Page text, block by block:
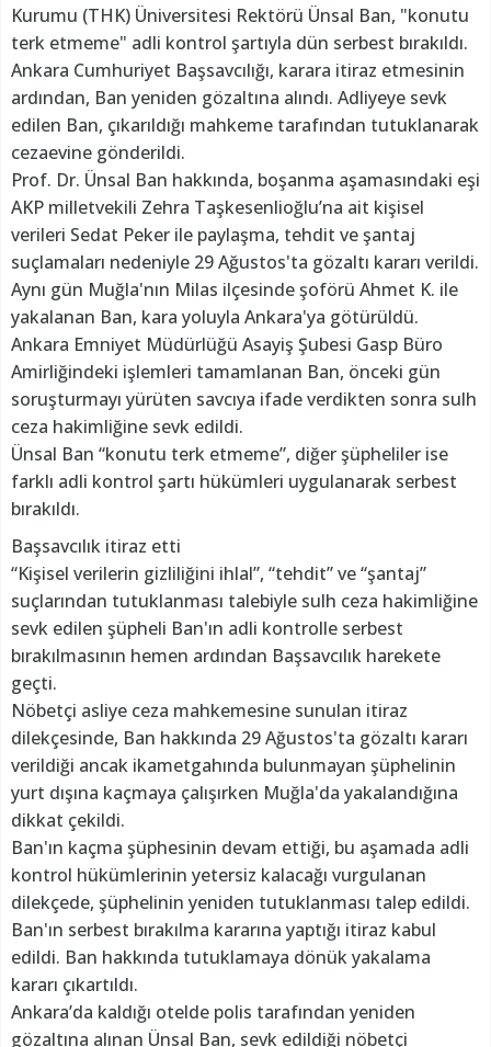
Kurumu (THK) Üniversitesi Rektörü Ünsal Ban, "konutu
terk etmeme" adli kontrol şartıyla dün serbest bırakıldı.
Ankara Cumhuriyet Başsavcılığı, karara itiraz etmesinin
ardından, Ban yeniden gözaltına alındı. Adliyeye sevk
edilen Ban, çıkarıldığı mahkeme tarafından tutuklanarak
cezaevine gönderildi.
Prof. Dr. Ünsal Ban hakkında, boşanma aşamasındaki eşi
AKP milletvekili Zehra Taşkesenlioğlu’na ait kişisel
verileri Sedat Peker ile paylaşma, tehdit ve şantaj
suçlamaları nedeniyle 29 Ağustos'ta gözaltı kararı verildi.
Aynı gün Muğla'nın Milas ilçesinde şoförü Ahmet K. ile
yakalanan Ban, kara yoluyla Ankara'ya götürüldü.
Ankara Emniyet Müdürlüğü Asayiş Şubesi Gasp Büro
Amirliğindeki işlemleri tamamlanan Ban, önceki gün
soruşturmayı yürüten savcıya ifade verdikten sonra sulh
ceza hakimliğine sevk edildi.
Ünsal Ban “konutu terk etmeme”, diğer şüpheliler ise
farklı adli kontrol şartı hükümleri uygulanarak serbest
bırakıldı.
Başsavcılık itiraz etti
“Kişisel verilerin gizliliğini ihlal”, “tehdit” ve “şantaj”
suçlarından tutuklanması talebiyle sulh ceza hakimliğine
sevk edilen şüpheli Ban'ın adli kontrolle serbest
bırakılmasının hemen ardından Başsavcılık harekete
geçti.
Nöbetçi asliye ceza mahkemesine sunulan itiraz
dilekçesinde, Ban hakkında 29 Ağustos'ta gözaltı kararı
verildiği ancak ikametgahında bulunmayan şüphelinin
yurt dışına kaçmaya çalışırken Muğla'da yakalandığına
dikkat çekildi.
Ban'ın kaçma şüphesinin devam ettiği, bu aşamada adli
kontrol hükümlerinin yetersiz kalacağı vurgulanan
dilekçede, şüphelinin yeniden tutuklanması talep edildi.
Ban'ın serbest bırakılma kararına yaptığı itiraz kabul
edildi. Ban hakkında tutuklamaya dönük yakalama
kararı çıkartıldı.
Ankara’da kaldığı otelde polis tarafından yeniden
gözaltına alınan Ünsal Ban, sevk edildiği nöbetçi